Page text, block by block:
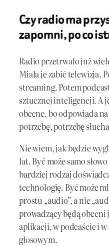
Czy radio ma
zapomni, po co
Radio przetrwało już
Miała je zabić telewizja.
streaming. Potem
sztucznej inteligencji. A
obecne, bo odpowiada
potrzebę, potrzebę
Nie wiem, jak będzie
lat. Być może samo
bardziej rodzaj
technologię. Być może
prostu „audio”, a nie
prowadzący będą
aplikacji, w podcaście i
głosowym.